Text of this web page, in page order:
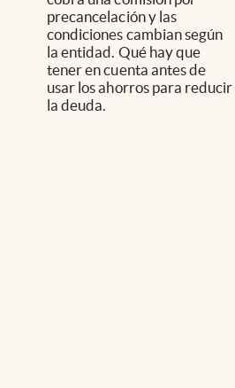
precancelación y las
condiciones cambian según
la entidad. Qué hay que
tener en cuenta antes de
usar los ahorros para reducir
la deuda.